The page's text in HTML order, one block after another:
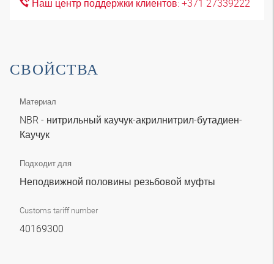
Наш центр поддержки клиентов: +371 27339222
СВОЙСТВА
Материал
NBR - нитрильный каучук-акрилнитрил-бутадиен-
Каучук
Подходит для
Неподвижной половины резьбовой муфты
Customs tariff number
40169300